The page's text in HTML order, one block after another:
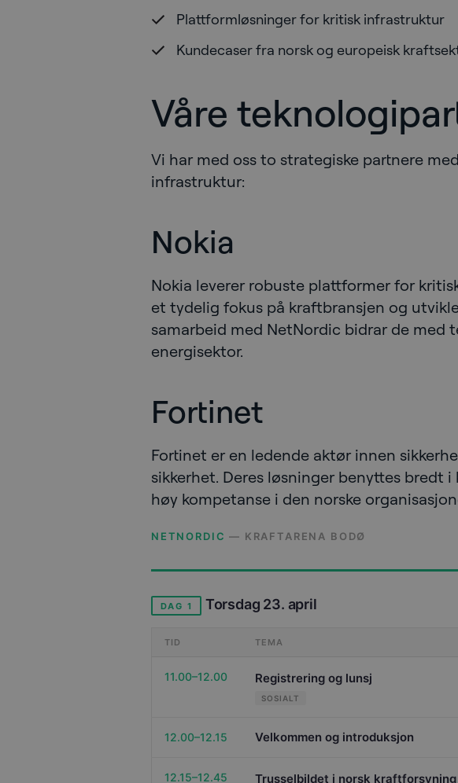
Plattformløsninger for kritisk infrastruktur
Kundecaser fra norsk og europeisk
Våre
Vi har med oss to strategiske partnere
infrastruktur:
Nokia
Nokia leverer robuste plattformer for
et tydelig fokus på kraftbransjen og
samarbeid med NetNordic bidrar de med
energisektor.
Fortinet
Fortinet er en ledende aktør innen
sikkerhet. Deres løsninger benyttes bredt
høy kompetanse i den norske
NETNORDIC — KRAFTARENA BODØ
DAG 1 Torsdag 23. april
TID TEMA
11.00–12.00 Registrering og lunsj
SOSIALT
12.00–12.15 Velkommen og introduksjon
12.15–12.45 Trusselbildet i norsk kraftforsyning